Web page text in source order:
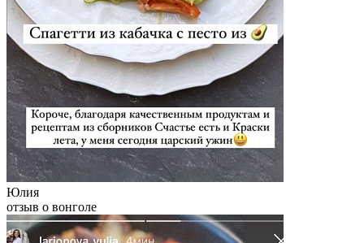
Юлия
отзыв о вонголе